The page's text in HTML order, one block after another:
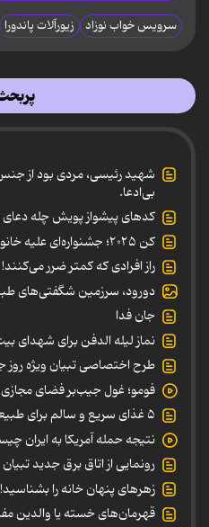
سرویس خواب نوزاد زیورآلات پاندورا
شهید رئیسی، مردی بود از
بی‌ادعا.
کدهای پیشواز پویش چله
کن ۲۰۲۵؛ جشنواره‌ای علیه خانواده
راز افرادی که کمتر ضرر می‌کنند!
دورود، سرزمین شگفتی‌های
جان فدا
نماز لیله الدفن برای شهدای
طرح اختصاصی تبیان ویژه
فومو؛ غول جیب‌بر فضای
۵ غذای سریع و سالم برای طبیعت‌گردی
نتیجه حمله آمریکا به ایران
رونمایی از اتاق برق جدید تبیان
زهرهای پنهان خانه را بشناسید!
قهرمان‌های خسته یا والدین